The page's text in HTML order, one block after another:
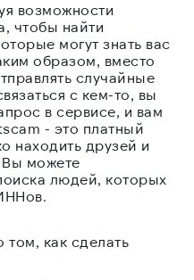
возможности
чтобы найти
могут знать вас
образом, вместо
случайные
с кем-то, вы
в сервисе, и вам
- это платный
находить друзей и
можете
людей, которых
том, как сделать